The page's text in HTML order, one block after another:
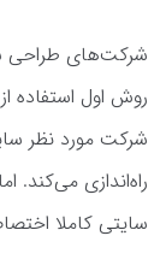
شرکت‌های طراحی
روش اول استفاده
شرکت مورد نظر
راه‌اندازی
سایتی کاملا